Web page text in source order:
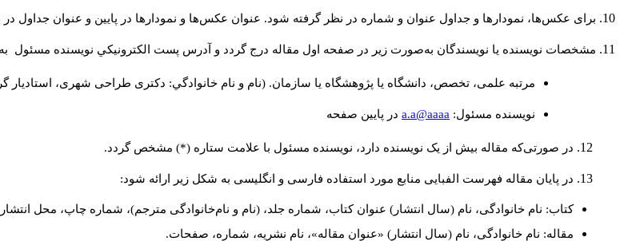
برای عکس‌ها، نمودارها و جداول عنوان و شماره در نظر گرفته شود. عنوان عکس‌ها و نمودارها در پایین و عنوان جداول در
مشخصات نویسنده یا نویسندگان به‌صورت زیر در صفحه اول مقاله درج گردد و آدرس پست الكترونيكي نويسنده مسئول
مرتبه علمی، تخصص، دانشگاه یا پژوهشگاه یا سازمان. (نام و نام خانوادگي: دکتری طراحی شهری، استادیار
نويسنده مسئول: a.a@aaaa در پايين صفحه
در صورتی‌که مقاله بیش از یک نویسنده دارد، نویسنده مسئول با علامت ستاره (*) مشخص گردد.
در پایان مقاله فهرست الفبایی منابع مورد استفاده فارسی و انگلیسی به شکل زیر ارائه شود:
کتاب: نام خانوادگی، نام (سال انتشار) عنوان کتاب، شماره جلد، (نام و نام‌خانوادگی مترجم)، شماره چاپ، محل
مقاله: نام خانوادگی، نام (سال انتشار) «عنوان مقاله»، نام نشریه، شماره، صفحات.